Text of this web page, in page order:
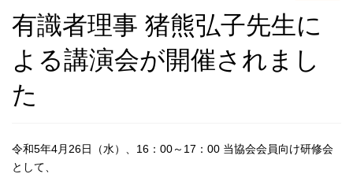
有識者理事 猪熊弘子先生に
よる講演会が開催されまし
た
令和5年4月26日（水）、16：00～17：00 当協会会員向け研修会
として、